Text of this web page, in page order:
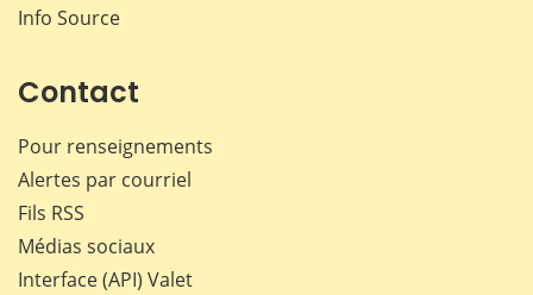
Info Source
Contact
Pour renseignements
Alertes par courriel
Fils RSS
Médias sociaux
Interface (API) Valet